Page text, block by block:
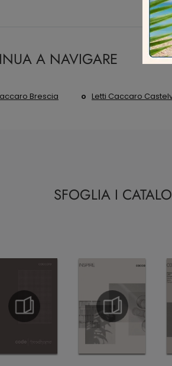
A NAVIGARE
Brescia Letti Caccaro
SFOGLIA I